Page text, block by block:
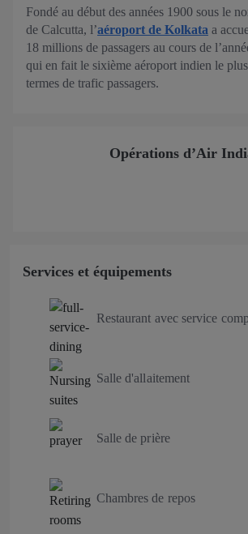
Fondé au début des années 1900 sous le
de Calcutta, l’aéroport de Kolkata a
18 millions de passagers au cours de
qui en fait le sixième aéroport indien le
termes de trafic passagers.
Opérations d’Air
Services et équipements
Restaurant avec service
Salle d'allaitement
Salle de prière
Chambres de repos